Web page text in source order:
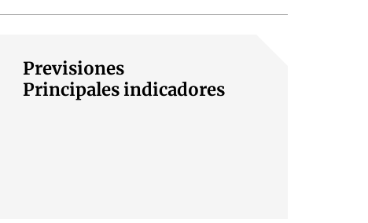
Previsiones
Principales indicadores